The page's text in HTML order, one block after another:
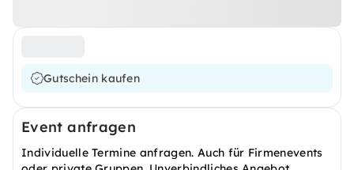
Gutschein kaufen
Event anfragen
Individuelle Termine anfragen. Auch für Firmenevents